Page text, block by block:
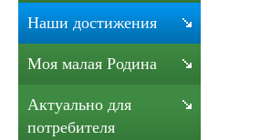
Наши достижения
Моя малая Родина
Актуально для
потребителя